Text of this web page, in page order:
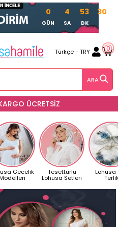
0
GÜN
4
SA
53
DK
28
0
Türkçe - TRY
VE HAVALE SEÇENEĞİ
Gecelik Tesettürlü
Lohusa Setleri
Lohusa